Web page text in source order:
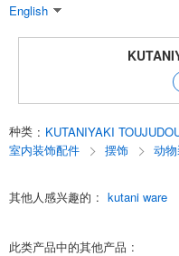
English
种类 : KUTANIYAKI
室内装饰配件
摆饰 动
其他人感兴趣的 : kutani ware
此类产品中的其他产品 :